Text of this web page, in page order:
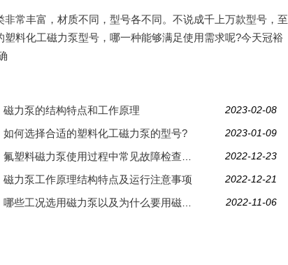
常丰富，材质不同，型号各不同。不说成千上万款型号，至
料化工磁力泵型号，哪一种能够满足使用需求呢?今天冠裕
2023-02-08
磁力泵的结构特点和工作原理
2023-01-09
如何选择合适的塑料化工磁力泵的型号?
2022-12-23
氟塑料磁力泵使用过程中常见故障检查与排除
2022-12-21
磁力泵工作原理结构特点及运行注意事项
2022-11-06
哪些工况选用磁力泵以及为什么要用磁力泵